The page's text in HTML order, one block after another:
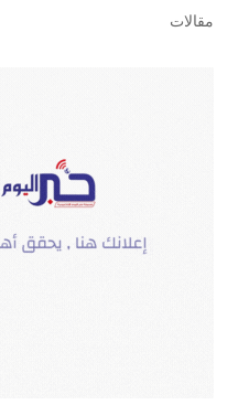
مقالات